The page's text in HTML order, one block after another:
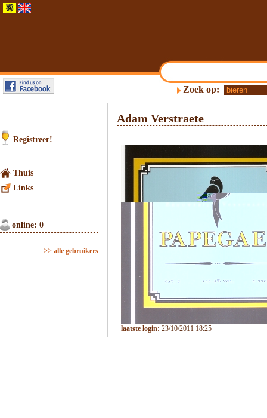
Zoek op:
Registreer!
Thuis
Links
online: 0
>> alle gebruikers
Adam Verstraete
laatste login: 23/10/2011 18:25